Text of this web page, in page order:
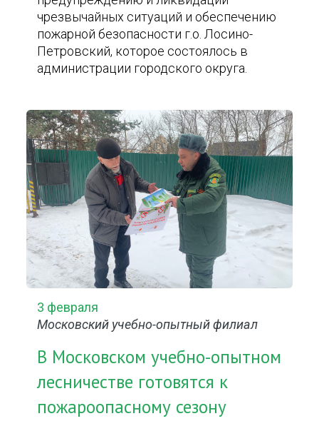
чрезвычайных ситуаций и обеспечению
пожарной безопасности г.о. Лосино-
Петровский, которое состоялось в
администрации городского округа.
3 февраля
Московский учебно-опытный филиал
В Московском учебно-опытном
лесничестве готовятся к
пожароопасному сезону